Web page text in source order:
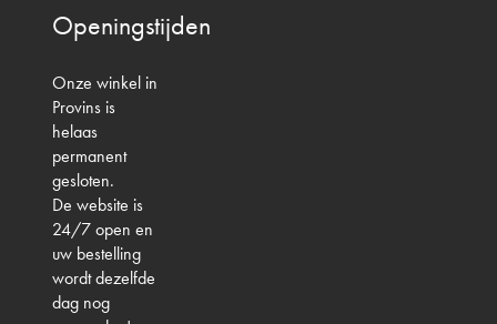
Openingstijden
Onze winkel in
Provins is
helaas
permanent
gesloten.
De website is
24/7 open en
uw bestelling
wordt dezelfde
dag nog